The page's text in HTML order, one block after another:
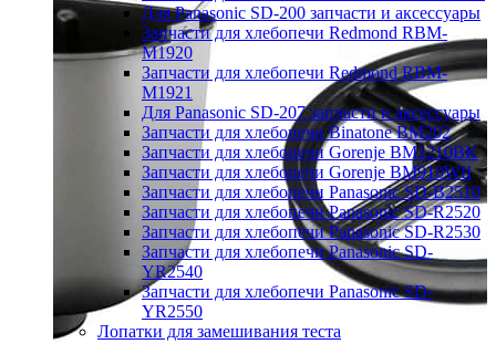
Для Panasonic SD-200 запчасти и аксессуары
Запчасти для хлебопечи Redmond RBM-
M1920
Запчасти для хлебопечи Redmond RBM-
M1921
Для Panasonic SD-207 запчасти и аксессуары
Запчасти для хлебопечи Binatone BM202
Запчасти для хлебопечи Gorenje BM1210BK
Запчасти для хлебопечи Gorenje BM910WII
Запчасти для хлебопечи Panasonic SD-B2510
Запчасти для хлебопечи Panasonic SD-R2520
Запчасти для хлебопечи Panasonic SD-R2530
Запчасти для хлебопечи Panasonic SD-
YR2540
Запчасти для хлебопечи Panasonic SD-
YR2550
Лопатки для замешивания теста